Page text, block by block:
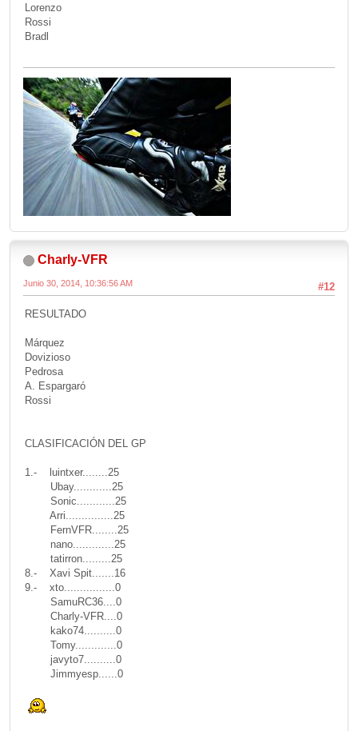
Lorenzo
Rossi
Bradl
Charly-VFR
#12
Junio 30, 2014, 10:36:56 AM
RESULTADO
Márquez
Dovizioso
Pedrosa
A. Espargaró
Rossi
CLASIFICACIÓN DEL GP
1.- luintxer........25
Ubay............25
Sonic............25
Arri...............25
FernVFR........25
nano.............25
tatirron.........25
8.- Xavi Spit.......16
9.- xto................0
SamuRC36....0
Charly-VFR....0
kako74..........0
Tomy.............0
javyto7..........0
Jimmyesp......0